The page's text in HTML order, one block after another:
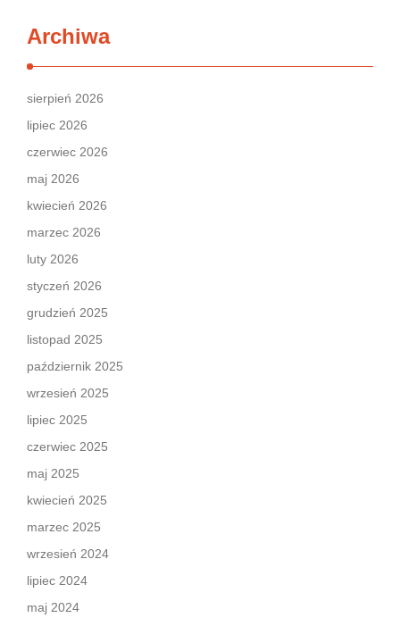
Archiwa
sierpień 2026
lipiec 2026
czerwiec 2026
maj 2026
kwiecień 2026
marzec 2026
luty 2026
styczeń 2026
grudzień 2025
listopad 2025
październik 2025
wrzesień 2025
lipiec 2025
czerwiec 2025
maj 2025
kwiecień 2025
marzec 2025
wrzesień 2024
lipiec 2024
maj 2024